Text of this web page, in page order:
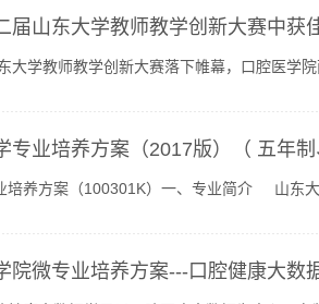
届山东大学教师教学创新大赛中获
大学教师教学创新大赛落下帷幕，口腔医学
专业培养方案（2017版）（ 五年制
培养方案（100301K）一、专业简介 山东
院微专业培养方案---口腔健康大数